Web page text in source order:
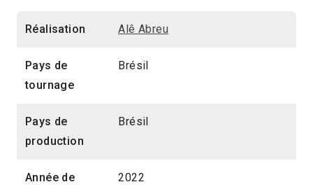
Réalisation Alê Abreu
Pays de
tournage
Brésil
Pays de
production
Brésil
Année de
2022